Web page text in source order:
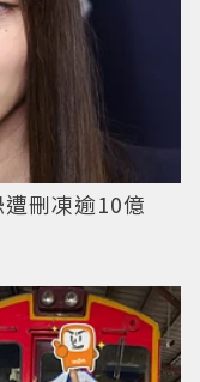
遭刪凍逾10億